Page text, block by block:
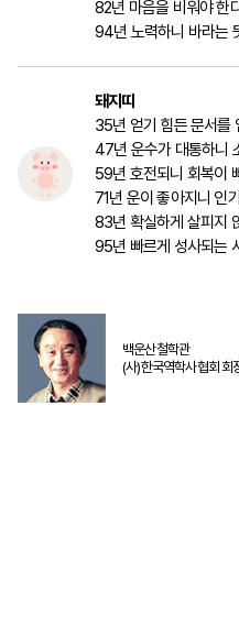
82년 마음을 비워야 한
94년 노력하니 바라는
돼지띠
35년 얻기 힘든 문서를
47년 운수가 대통하니
59년 호전되니 회복이
71년 운이 좋아지니 인
83년 확실하게 살피지
95년 빠르게 성사되는
백운산철학관
(사)한국역학사협회 회